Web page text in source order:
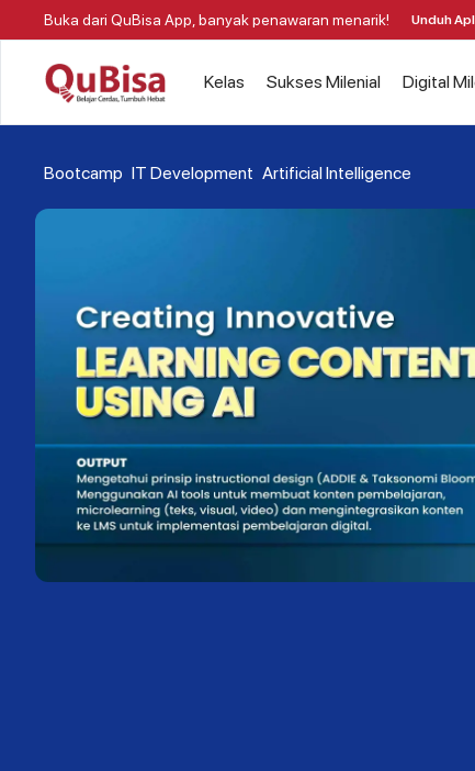
Buka dari QuBisa App, banyak penawaran menarik! Unduh
Kelas Sukses Milenial Digital
Bootcamp IT Development Artificial Intelligence